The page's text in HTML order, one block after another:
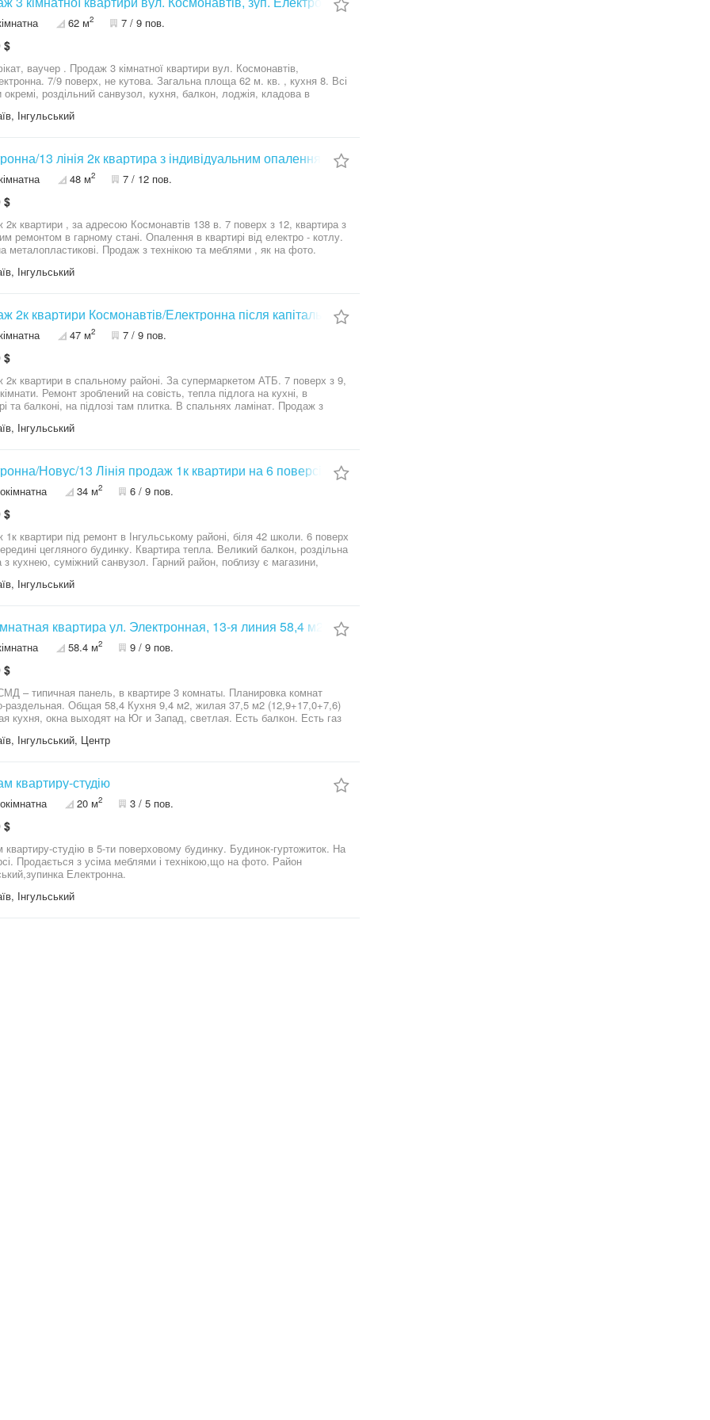
62 м2 7 / 9 пов.
$
3 кімнатної квартири вул. Космонавтів,
7/9 поверх, не кутова. Загальна площа 62 м. кв. , кухня 8. Всі
окремі, роздільний санвузол, кухня, балкон, лоджія, кладова в
Інгульський
13 лінія 2к квартира з індивідуальним опаленням 7 поверх
48 м2 7 / 12 пов.
$
, за адресою Космонавтів 138 в. 7 поверх з 12, квартира з
в гарному стані. Опалення в квартирі від електро - котлу.
металопластикові. Продаж з технікою та меблями , як на фото.
сертифікату
Інгульський
2к квартири Космонавтів/Електронна після капітального ремонту
47 м2 7 / 9 пов.
$
в спальному районі. За супермаркетом АТБ. 7 поверх з 9,
Ремонт зроблений на совість, тепла підлога на кухні, в
на підлозі там плитка. В спальнях ламінат. Продаж з
машина. Вікна та радіатори замінені усі. Після ремонту в
Інгульський
Новус/13 Лінія продаж 1к квартири на 6 поверсі
34 м2 6 / 9 пов.
$
квартири під ремонт в Інгульському районі, біля 42 школи. 6 поверх
цегляного будинку. Квартира тепла. Великий балкон, роздільна
з кухнею, суміжний санвузол. Гарний район, поблизу є магазини,
Інгульський
квартира ул. Электронная, 13-я линия 58,4 м2
58.4 м2 9 / 9 пов.
$
– типичная панель, в квартире 3 комнаты. Планировка комнат
раздельная. Общая 58,4 Кухня 9,4 м2, жилая 37,5 м2 (12,9+17,0+7,6)
кухня, окна выходят на Юг и Запад, светлая. Есть балкон. Есть газ
установлен домовой тепловой счетчик. Счетчик на воду.
двор с новой современной детской площадкой и спортивным
Подъезд имеет стоянку для машин. Рядом останов общественного
рынок и большой супермаркет. Без комиссии от собственника
Інгульський, Центр
квартиру-студію
20 м2 3 / 5 пов.
$
в 5-ти поверховому будинку. Будинок-гуртожиток. На
на фото. Район
Електронна.
Інгульський